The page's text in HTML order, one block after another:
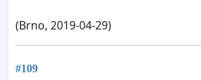
(Brno, 2019-04-29)
#109